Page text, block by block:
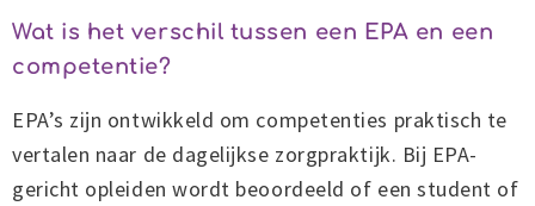
Wat is het verschil tussen een EPA en een
competentie?
EPA’s zijn ontwikkeld om competenties praktisch te
vertalen naar de dagelijkse zorgpraktijk. Bij EPA-
gericht opleiden wordt beoordeeld of een student of